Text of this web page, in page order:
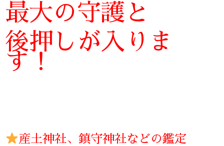
最大の守護と
後押しが入りま
す！
産土神社、鎮守神社などの鑑定